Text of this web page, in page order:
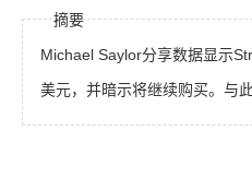
摘要
Michael Saylor分享数据显示
美元，并暗示将继续购买。与